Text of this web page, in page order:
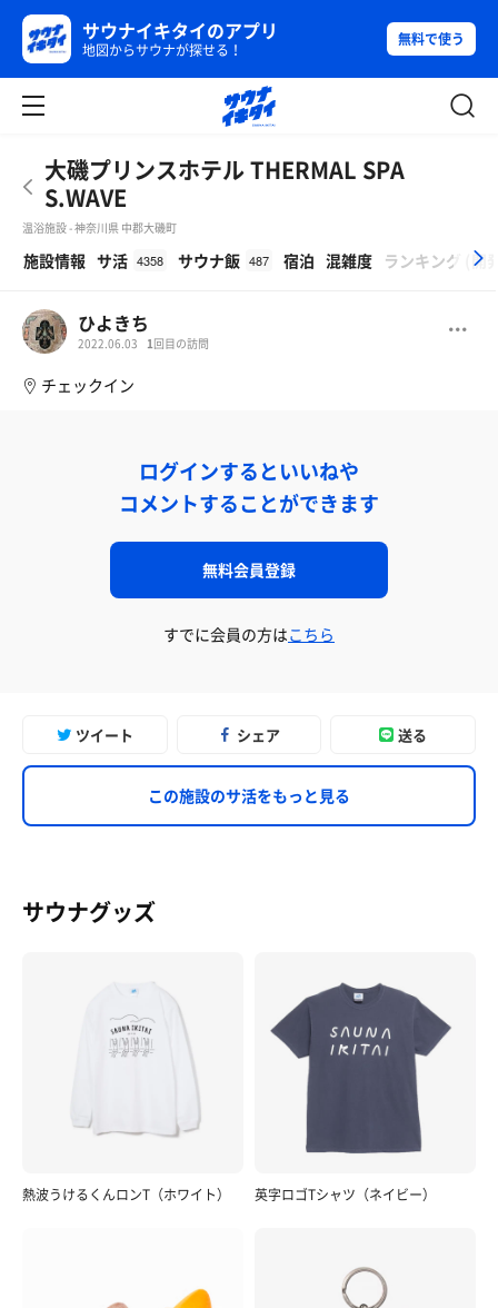
サウナイキタイのアプリ
地図からサウナが探せる！
無料で使う
大磯プリンスホテル THERMAL SPA
S.WAVE
温浴施設 - 神奈川県 中郡大磯町
施設情報 サ活 4358 サウナ飯 487 宿泊 混雑度 ランキング 開
ひよきち
2022.06.03 1 回目の訪問
チェックイン
ログインするといいねや
コメントすることができます
無料会員登録
すでに会員の方はこちら
ツイート シェア 送る
この施設のサ活をもっと見る
サウナグッズ
熱波うけるくんロンT（ホワイト） 英字ロゴTシャツ（ネイビー）